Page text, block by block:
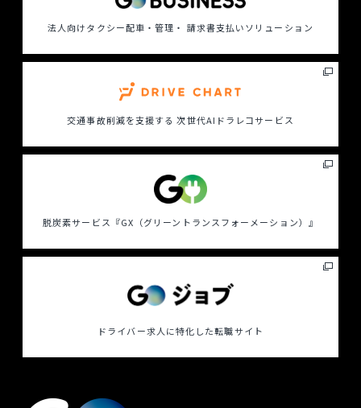
法人向けタクシー配車・管理・ 請求書支払いソリューション
交通事故削減を支援する 次世代AIドラレコサービス
脱炭素サービス 『GX（グリーントランスフォーメーション）』
ドライバー求人に特化した転職サイト